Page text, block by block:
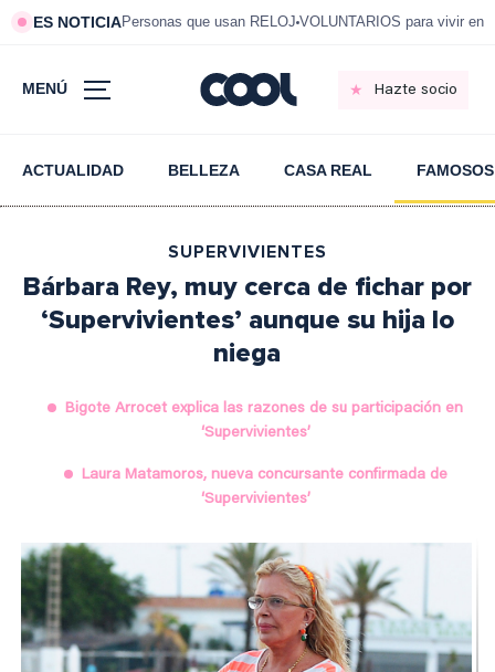
ES NOTICIAPersonas que usan RELOJ VOLUNTARIOS para vivir en
MENÚ Hazte socio
ACTUALIDAD BELLEZA CASA REAL FAMOSOS
SUPERVIVIENTES
Bárbara Rey, muy cerca de fichar por
‘Supervivientes’ aunque su hija lo
niega
Bigote Arrocet explica las razones de su participación en
‘Supervivientes’
Laura Matamoros, nueva concursante confirmada de
‘Supervivientes’